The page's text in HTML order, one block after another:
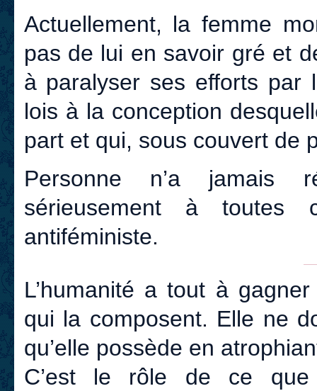
Actuellement, la femme
pas de lui en savoir gré et
à paralyser ses efforts par
lois à la conception
part et qui, sous couvert de
Personne n’a jamais
sérieusement à toutes
antiféministe.
L’humanité a tout à
qui la composent. Elle ne
qu’elle possède en
C’est le rôle de ce que